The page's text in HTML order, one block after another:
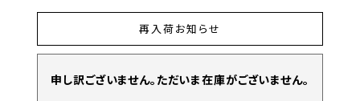
再入荷お知らせ
申し訳ございません。ただいま在庫がございません。